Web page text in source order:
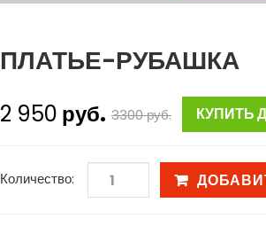
ПЛАТЬЕ-РУБАШКА
2 950 руб. 3300руб. КУПИТЬ
Количество: